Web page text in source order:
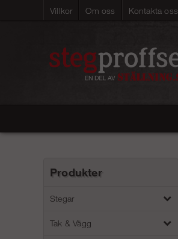
Villkor Om oss Kontakta oss
Produkter
Stegar
Tak & Vägg